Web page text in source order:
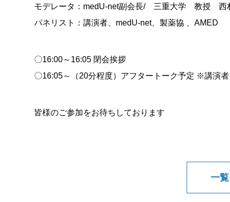
モデレータ：medU-net副会長/ 三重大学 教授 西
パネリスト：講演者、medU-net、製薬協 、AMED
〇16:00～16:05 閉会挨拶
〇16:05～（20分程度）アフタートーク予定 ※講演
皆様のご参加をお待ちしております
一